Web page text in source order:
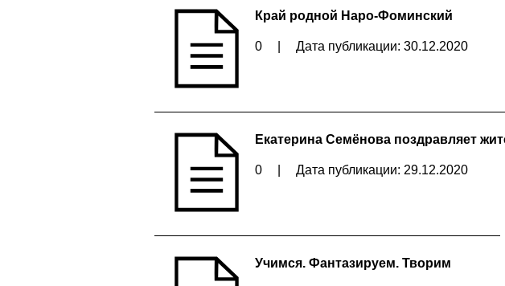
Край родной Наро-Фоминский
0 Дата публикации: 30.12.2020
Екатерина Семёнова поздравляет
0 Дата публикации: 29.12.2020
Учимся. Фантазируем. Творим